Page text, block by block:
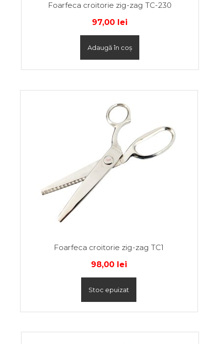
Foarfeca croitorie zig-zag TC-230
97,00 lei
Adaugă în coș
Foarfeca croitorie zig-zag TC1
98,00 lei
Stoc epuizat